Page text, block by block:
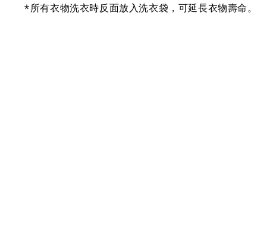
*所有衣物洗衣時反面放入洗衣袋，可延長衣物壽命。